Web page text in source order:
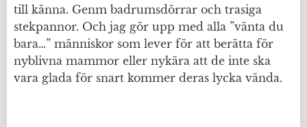
till känna. Genm badrumsdörrar och trasiga
stekpannor. Och jag gör upp med alla ”vänta du
bara…” människor som lever för att berätta för
nyblivna mammor eller nykära att de inte ska
vara glada för snart kommer deras lycka vända.